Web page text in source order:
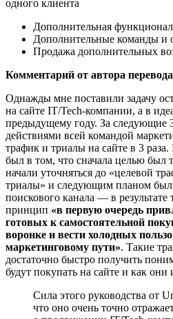
одного клиента
Дополнительная
Дополнительные команды и
Продажа дополнительных
Комментарий от автора перевода
Однажды мне поставили задачу
на сайте IT/Tech-компании, а в
предыдущему году. За следующие
действиями всей командой
трафик и триалы на сайте в 3
был в том, что сначала целью был
начали уточняться до «целевой
триалы» и следующим планом
поискового канала — в
принцип «в первую очередь
готовых к самостоятельной
воронке и вести холодных
маркетинговому пути». Такие
достаточно быстро получить
будут покупать на сайте и как
Сила этого руководства от
что оно очень точно